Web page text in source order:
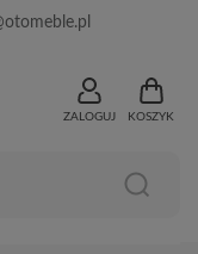
ZALOGUJ KOSZYK